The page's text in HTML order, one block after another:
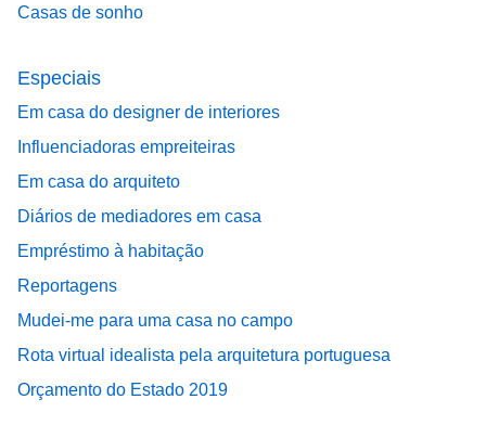
Casas de sonho
Especiais
Em casa do designer de interiores
Influenciadoras empreiteiras
Em casa do arquiteto
Diários de mediadores em casa
Empréstimo à habitação
Reportagens
Mudei-me para uma casa no campo
Rota virtual idealista pela arquitetura portuguesa
Orçamento do Estado 2019